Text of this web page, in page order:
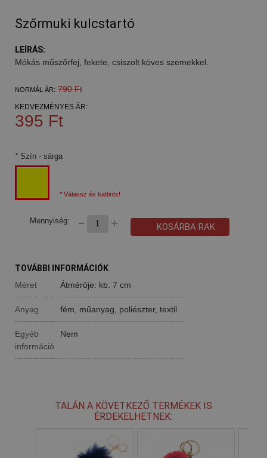
Szőrmuki kulcstartó
LEÍRÁS:
Mókás műszőrfej, fekete, csiszolt köves szemekkel.
NORMÁL ÁR: 790 Ft
KEDVEZMÉNYES ÁR:
395 Ft
* Szín - sárga
* Válassz és kattints!
Mennyiség:
KOSÁRBA RAK
TOVÁBBI INFORMÁCIÓK
Méret
Átmérője: kb. 7 cm
Anyag fém, műanyag, poliészter, textil
Egyéb
információ
Nem
TALÁN A KÖVETKEZŐ TERMÉKEK IS
ÉRDEKELHETNEK: